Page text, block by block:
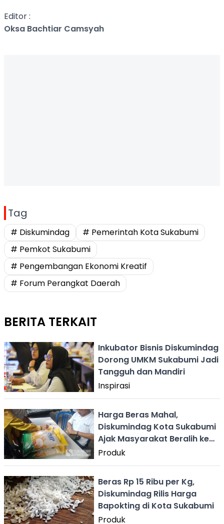
Editor :
Oksa Bachtiar Camsyah
Tag
# Diskumindag
# Pemerintah Kota Sukabumi
# Pemkot Sukabumi
# Pengembangan Ekonomi Kreatif
# Forum Perangkat Daerah
BERITA TERKAIT
Inkubator Bisnis Diskumindag
Dorong UMKM Sukabumi Jadi
Tangguh dan Mandiri
Inspirasi
Harga Beras Mahal,
Diskumindag Kota Sukabumi
Ajak Masyarakat Beralih ke
SPHP
Produk
Beras Rp 15 Ribu per Kg,
Diskumindag Rilis Harga
Bapokting di Kota Sukabumi
Produk